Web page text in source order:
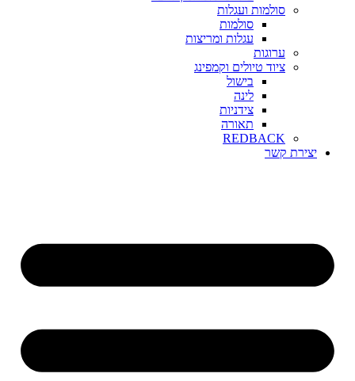
סולמות ועגלות
סולמות
עגלות ומריצות
ערוגות
ציוד טיולים וקמפינג
בישול
לינה
צידניות
תאורה
REDBACK
יצירת קשר